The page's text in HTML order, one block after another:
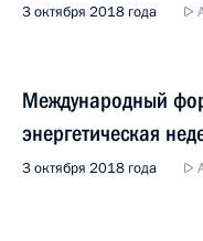
3 октября 2018 года
Международный
энергетическая
3 октября 2018 года